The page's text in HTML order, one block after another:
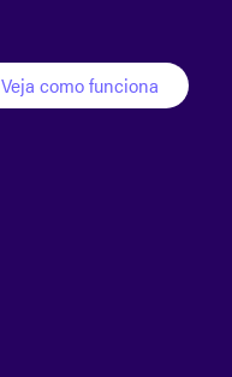
Veja como funciona